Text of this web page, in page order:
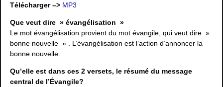
Télécharger –> MP3
Que veut dire » évangélisation »
Le mot évangélisation provient du mot évangile, qui veut dire »
bonne nouvelle » . L’évangélisation est l’action d’annoncer la
bonne nouvelle.
Qu’elle est dans ces 2 versets, le résumé du message
central de l’Évangile?